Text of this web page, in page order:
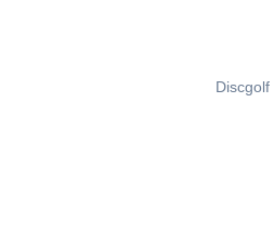
Discgolf